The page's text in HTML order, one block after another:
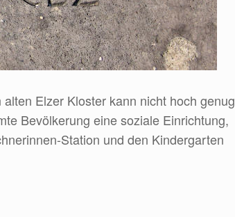
Elzer Kloster kann nicht hoch genug
Bevölkerung eine soziale Einrichtung,
Station und den Kindergarten